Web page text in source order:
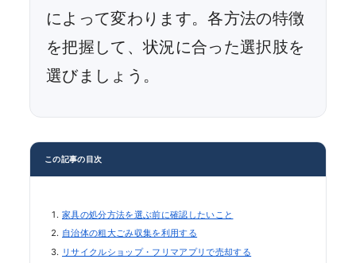
によって変わります。各方法の特徴
を把握して、状況に合った選択肢を
選びましょう。
この記事の目次
家具の処分方法を選ぶ前に確認したいこと
自治体の粗大ごみ収集を利用する
リサイクルショップ・フリマアプリで売却する